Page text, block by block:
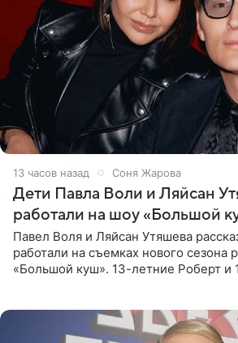
13 часов назад Соня Жарова
Дети Павла Воли и Ляйсан
работали на шоу «Большой
Павел Воля и Ляйсан Утяшева
работали на съемках нового сезона
«Большой куш». 13-летние Роберт и